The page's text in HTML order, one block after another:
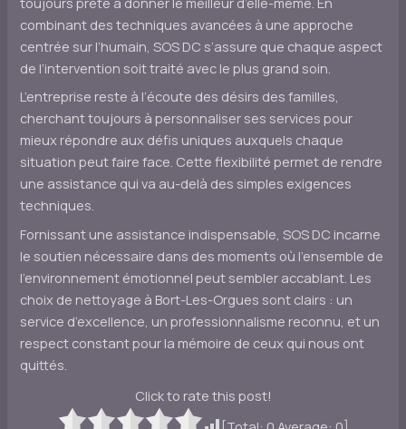
combinant des techniques avancées à une approche
centrée sur l’humain, SOS DC s’assure que chaque aspect
de l’intervention soit traité avec le plus grand soin.
L’entreprise reste à l’écoute des désirs des familles,
cherchant toujours à personnaliser ses services pour
mieux répondre aux défis uniques auxquels chaque
situation peut faire face. Cette flexibilité permet de rendre
une assistance qui va au-delà des simples exigences
techniques.
Fornissant une assistance indispensable, SOS DC incarne
le soutien nécessaire dans des moments où l’ensemble de
l’environnement émotionnel peut sembler accablant. Les
choix de nettoyage à Bort-Les-Orgues sont clairs : un
service d’excellence, un professionnalisme reconnu, et un
respect constant pour la mémoire de ceux qui nous ont
quittés.
Click to rate this post!